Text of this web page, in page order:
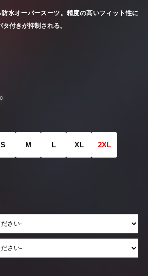
水オーバースーツ。精度の高いフィット性に
付きが抑制される。
S M L XL 2XL